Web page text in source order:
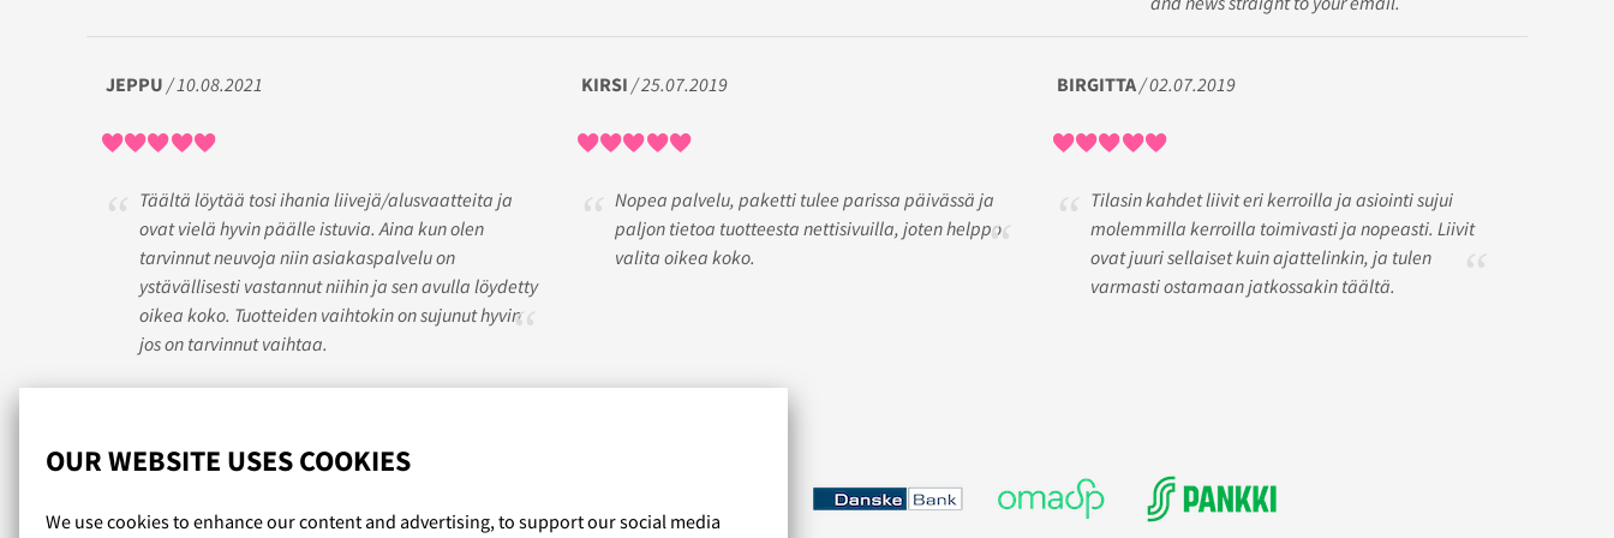
OUR WEBSITE USES COOKIES
We use cookies to enhance our content and advertising, to support our social media
JEPPU / 10.08.2021
Täältä löytää tosi ihania liivejä/alusvaatteita ja
ovat vielä hyvin päälle istuvia. Aina kun olen
tarvinnut neuvoja niin asiakaspalvelu on
ystävällisesti vastannut niihin ja sen avulla löydetty
oikea koko. Tuotteiden vaihtokin on sujunut hyvin
jos on tarvinnut vaihtaa.
KIRSI / 25.07.2019
Nopea palvelu, paketti tulee parissa päivässä ja
paljon tietoa tuotteesta nettisivuilla, joten helppo
valita oikea koko.
BIRGITTA/ 02.07.2019
Tilasin kahdet liivit eri kerroilla ja asiointi sujui
molemmilla kerroilla toimivasti ja nopeasti. Liivit
ovat juuri sellaiset kuin ajattelinkin, ja tulen
varmasti ostamaan jatkossakin täältä.